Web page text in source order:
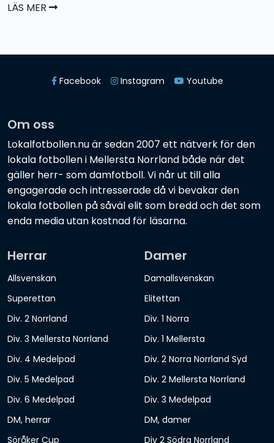
LÄS MER
Facebook Instagram Youtube
Om oss
Lokalfotbollen.nu är sedan 2007 ett nätverk för den
lokala fotbollen i Mellersta Norrland både när det
gäller herr- som damfotboll. Vi når ut till alla
engagerade och intresserade då vi bevakar den
lokala fotbollen på såväl elit som bredd och det som
enda media utan kostnad för läsarna.
Herrar
Allsvenskan
Superettan
Div. 2 Norrland
Div. 3 Mellersta Norrland
Div. 4 Medelpad
Div. 5 Medelpad
Div. 6 Medelpad
DM, herrar
Söråker Cup
Damer
Damallsvenskan
Elitettan
Div. 1 Norra
Div. 1 Mellersta
Div. 2 Norra Norrland Syd
Div. 2 Mellersta Norrland
Div. 3 Medelpad
DM, damer
Div 2 Södra Norrland